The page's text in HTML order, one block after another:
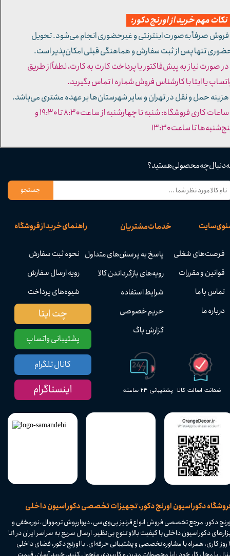
دکوراسیون اورنج دکور، تجهیزات تخصصی دکوراسیون داخلی
پشتیبانی ۲۴ ساعته ضمانت اصالت کالا
راهنمای خرید از فروشگاه
نحوه ثبت سفارش
رویه ارسال سفارش
شیوه‌های پرداخت
خدمات مشتریان
پاسخ به پرسش‌های متداول
رویه‌های بازگرداندن کالا
شرایط استفاده
حریم خصوصی
گزارش باگ
سایت
فرصت‌های شغلی
قوانین و مقررات
تماس با ما
درباره ما
دنبال چه محصولی هستید؟
جستجو
دکور، مرجع تخصصی فروش انواع قرنیز پی‌وی‌سی، دیوارپوش ترمووال، نورمخفی و
ابزارهای دکوراسیون داخلی با کیفیت بالا و تنوع بی‌نظیر. ارسال سریع به سراسر ایران در ۱ تا
۴ روز کاری، همراه با مشاوره تخصصی و پشتیبانی حرفه‌ای. با اورنج دکور، فضای داخلی
پشتیبانی واتساپ
چت ایتا
کانال تلگرام
اینستاگرام
مهم خرید از اورنج دکور:
صرفاً به‌صورت اینترنتی و غیرحضوری انجام می‌شود. تحویل
تنها پس از ثبت سفارش و هماهنگی قبلی امکان‌پذیر است.
صورت نیاز به پیش‌فاکتور یا پرداخت کارت به کارت، لطفاً از طریق
یا ایتا با کارشناس فروش شماره ۱ تماس بگیرید.
حمل و نقل در تهران و سایر شهرستان‌ها بر عهده مشتری می‌باشد.
- ساعات کاری فروشگاه: شنبه تا چهارشنبه از ساعت ۸:۳۰ تا ۱۹:۳۰ و
تا ساعت ۱۳:۳۰​​​​​​​